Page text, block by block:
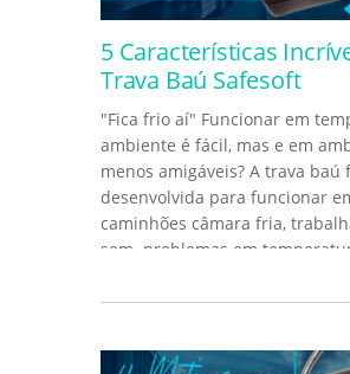
5 Características
Trava Baú Safesoft
"Fica frio aí" Funcionar em
ambiente é fácil, mas e em
menos amigáveis? A trava baú
desenvolvida para funcionar
caminhões câmara fria,
sem problemas em